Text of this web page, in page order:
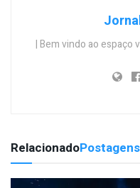
| Bem vindo ao espaço
RelacionadoPostagens